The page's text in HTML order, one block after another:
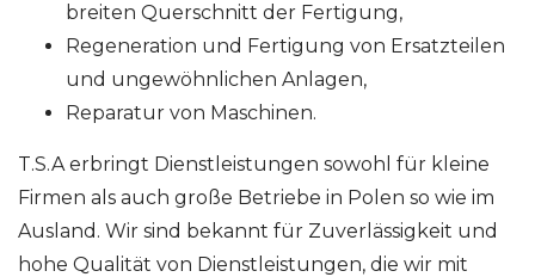
breiten Querschnitt der Fertigung,
Regeneration und Fertigung von Ersatzteilen
und ungewöhnlichen Anlagen,
Reparatur von Maschinen.
T.S.A erbringt Dienstleistungen sowohl für kleine
Firmen als auch große Betriebe in Polen so wie im
Ausland. Wir sind bekannt für Zuverlässigkeit und
hohe Qualität von Dienstleistungen, die wir mit